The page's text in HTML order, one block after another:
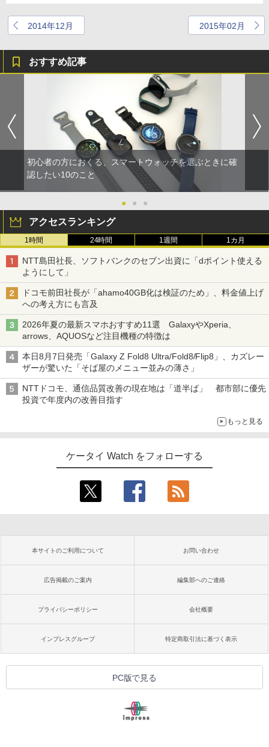
2014年12月 2015年02月
おすすめ記事
初心者の方におくる、スマートウォッチを選ぶときに確
認したい10のこと
● ● ●
アクセスランキング
1時間 24時間 1週間 1カ月
NTT島田社長、ソフトバンクのセブン出資に「dポイント使える
ようにして」
ドコモ前田社長が「ahamo40GB化は検証のため」、料金値上げ
への考え方にも言及
2026年夏の最新スマホおすすめ11選 GalaxyやXperia、
arrows、AQUOSなど注目機種の特徴は
本日8月7日発売「Galaxy Z Fold8 Ultra/Fold8/Flip8」、カズレー
ザーが驚いた「そば屋のメニュー並みの薄さ」
NTTドコモ、通信品質改善の現在地は「道半ば」 都市部に優先
投資で年度内の改善目指す
もっと見る
ケータイ Watch をフォローする
本サイトのご利用について お問い合わせ
広告掲載のご案内 編集部へのご連絡
プライバシーポリシー 会社概要
インプレスグループ 特定商取引法に基づく表示
PC版で見る